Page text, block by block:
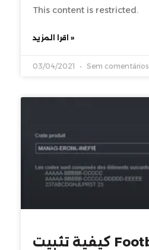
This content is restricted.
اقرا المزيد »
03/04/2021 Sem comentários
كيفية تثبيت Football Manager